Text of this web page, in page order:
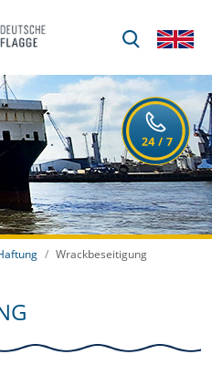
Wrackbeseitigung